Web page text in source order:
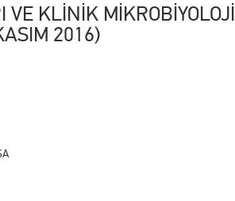
KLİNİK MİKROBİYOLOJİ
2016)